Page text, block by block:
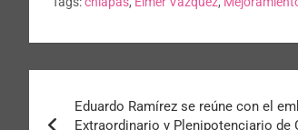
Eduardo Ramírez se reúne con el
Extraordinario y Plenipotenciario de